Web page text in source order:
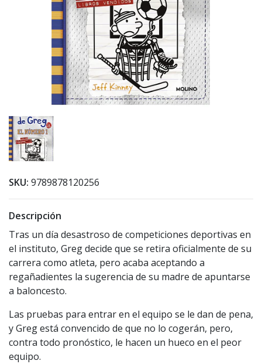
SKU: 9789878120256
Descripción
Tras un día desastroso de competiciones deportivas en
el instituto, Greg decide que se retira oficialmente de su
carrera como atleta, pero acaba aceptando a
regañadientes la sugerencia de su madre de apuntarse
a baloncesto.
Las pruebas para entrar en el equipo se le dan de pena,
y Greg está convencido de que no lo cogerán, pero,
contra todo pronóstico, le hacen un hueco en el peor
equipo.